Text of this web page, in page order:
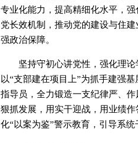
专业化能力，提高精细化水平，
党长效机制，推动党的建设与住
强政治保障。
坚持守初心讲党性，强化理
以“支部建在项目上”为抓手建强
指导员，全力锻造一支纪律严、
狠抓发展，用实干迎战，用业绩
化“以案为鉴”警示教育，引导系